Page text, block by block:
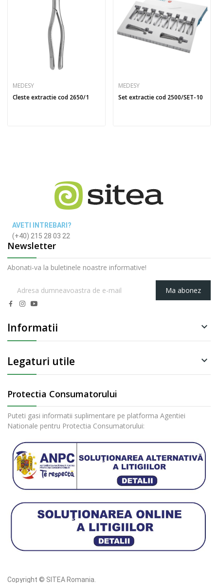
MEDESY
Cleste extractie cod 2650/1
MEDESY
Set extractie cod 2500/SET-10
AVETI INTREBARI?
(+40) 215 28 03 22
Newsletter
Abonati-va la buletinele noastre informative!
Ma abonez
Informatii 
Legaturi utile 
Protectia Consumatorului
Puteti gasi informatii suplimentare pe platforma Agentiei
Nationale pentru Protectia Consumatorului:
Copyright © SITEA Romania.